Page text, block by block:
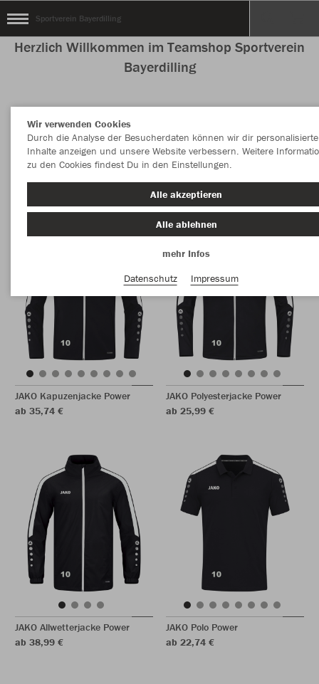
Sportverein Bayerdilling
Herzlich Willkommen im Teamshop Sportverein
Bayerdilling
Nachhaltig Farbe
JAKO Kapuzenjacke Power
ab 35,74 €
JAKO Polyesterjacke Power
ab 25,99 €
JAKO Allwetterjacke Power
ab 38,99 €
JAKO Polo Power
ab 22,74 €
Wir verwenden Cookies
Durch die Analyse der Besucherdaten können wir dir personalisierte
Inhalte anzeigen und unsere Website verbessern. Weitere
zu den Cookies findest Du in den Einstellungen.
Alle akzeptieren
Alle ablehnen
mehr Infos
Datenschutz
Impressum